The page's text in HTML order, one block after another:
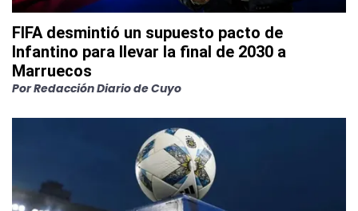
FIFA desmintió un supuesto pacto de
Infantino para llevar la final de 2030 a
Marruecos
PorRedacción Diario de Cuyo